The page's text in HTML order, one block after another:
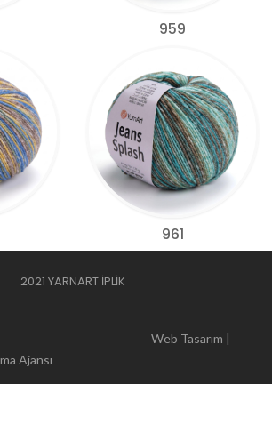
959
961
2021 YARNART İPLİK
Tasarım |
Ajansı